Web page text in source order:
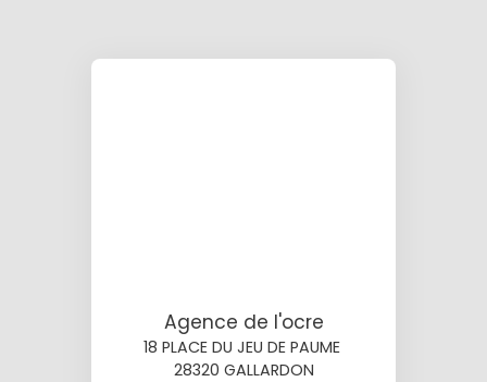
Agence de l'ocre
18 PLACE DU JEU DE PAUME
28320 GALLARDON